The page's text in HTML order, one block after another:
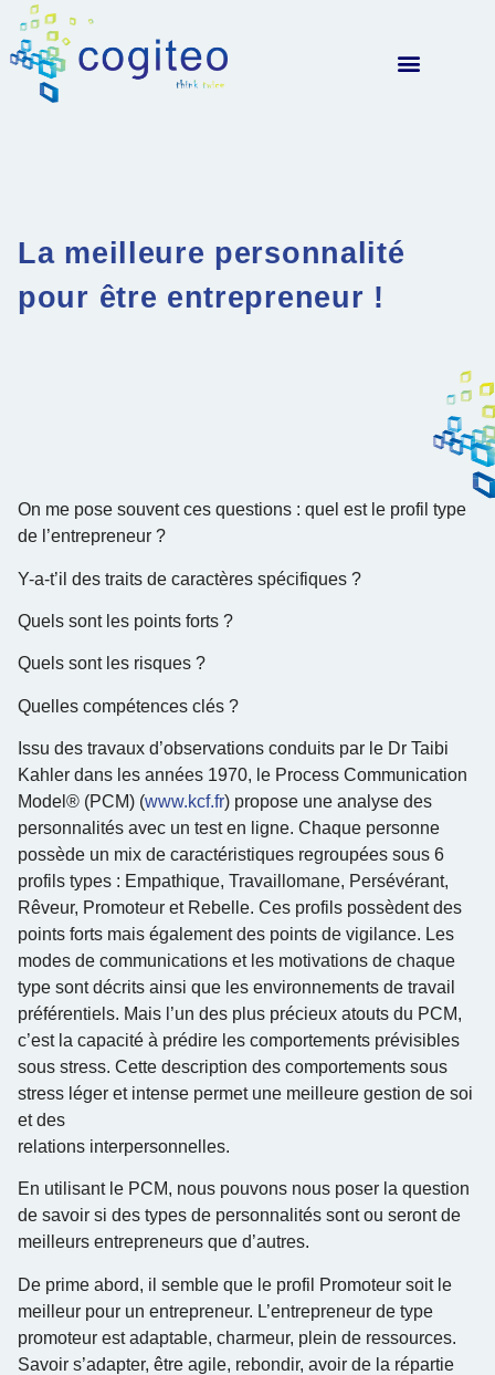
La meilleure personnalité
pour être entrepreneur !
On me pose souvent ces questions : quel est le profil type
de l’entrepreneur ?
Y-a-t’il des traits de caractères spécifiques ?
Quels sont les points forts ?
Quels sont les risques ?
Quelles compétences clés ?
Issu des travaux d’observations conduits par le Dr Taibi
Kahler dans les années 1970, le Process Communication
Model® (PCM) (www.kcf.fr) propose une analyse des
personnalités avec un test en ligne. Chaque personne
possède un mix de caractéristiques regroupées sous 6
profils types : Empathique, Travaillomane, Persévérant,
Rêveur, Promoteur et Rebelle. Ces profils possèdent des
points forts mais également des points de vigilance. Les
modes de communications et les motivations de chaque
type sont décrits ainsi que les environnements de travail
préférentiels. Mais l’un des plus précieux atouts du PCM,
c’est la capacité à prédire les comportements prévisibles
sous stress. Cette description des comportements sous
stress léger et intense permet une meilleure gestion de soi
et des
relations interpersonnelles.
En utilisant le PCM, nous pouvons nous poser la question
de savoir si des types de personnalités sont ou seront de
meilleurs entrepreneurs que d’autres.
De prime abord, il semble que le profil Promoteur soit le
meilleur pour un entrepreneur. L’entrepreneur de type
promoteur est adaptable, charmeur, plein de ressources.
Savoir s’adapter, être agile, rebondir, avoir de la répartie